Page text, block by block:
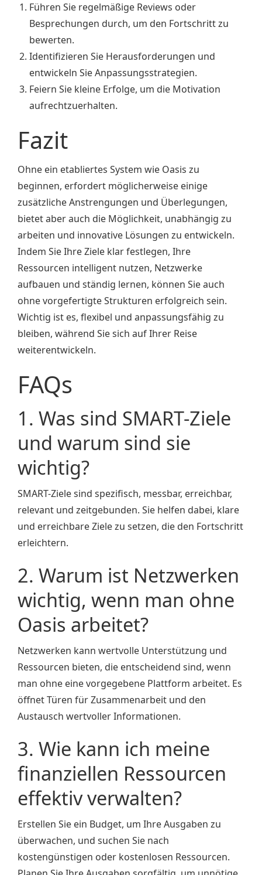
Führen Sie regelmäßige Reviews oder
Besprechungen durch, um den Fortschritt zu
bewerten.
Identifizieren Sie Herausforderungen und
entwickeln Sie Anpassungsstrategien.
Feiern Sie kleine Erfolge, um die Motivation
aufrechtzuerhalten.
Fazit
Ohne ein etabliertes System wie Oasis zu
beginnen, erfordert möglicherweise einige
zusätzliche Anstrengungen und Überlegungen,
bietet aber auch die Möglichkeit, unabhängig zu
arbeiten und innovative Lösungen zu entwickeln.
Indem Sie Ihre Ziele klar festlegen, Ihre
Ressourcen intelligent nutzen, Netzwerke
aufbauen und ständig lernen, können Sie auch
ohne vorgefertigte Strukturen erfolgreich sein.
Wichtig ist es, flexibel und anpassungsfähig zu
bleiben, während Sie sich auf Ihrer Reise
weiterentwickeln.
FAQs
1. Was sind SMART-Ziele
und warum sind sie
wichtig?
SMART-Ziele sind spezifisch, messbar, erreichbar,
relevant und zeitgebunden. Sie helfen dabei, klare
und erreichbare Ziele zu setzen, die den Fortschritt
erleichtern.
2. Warum ist Netzwerken
wichtig, wenn man ohne
Oasis arbeitet?
Netzwerken kann wertvolle Unterstützung und
Ressourcen bieten, die entscheidend sind, wenn
man ohne eine vorgegebene Plattform arbeitet. Es
öffnet Türen für Zusammenarbeit und den
Austausch wertvoller Informationen.
3. Wie kann ich meine
finanziellen Ressourcen
effektiv verwalten?
Erstellen Sie ein Budget, um Ihre Ausgaben zu
überwachen, und suchen Sie nach
kostengünstigen oder kostenlosen Ressourcen.